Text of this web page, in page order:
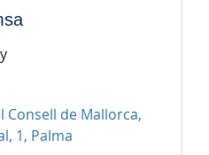
Consell de Mallorca,
1, Palma